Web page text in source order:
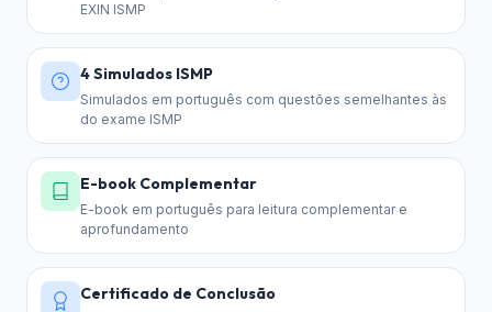
3.3 Controles físicos– Segurança física e
ambiental. Proteção de áreas e equipamentos.
Controles de acesso físico.
Os controles estão alinhados com oAnexo A
da ISO/IEC 27001:2022e a estrutura
simplificada de 4 categorias da ISO/IEC
27002:2022.
EXIN ISMP
4 Simulados ISMP
Simulados em português com questões semelhantes às
do exame ISMP
E-book Complementar
E-book em português para leitura complementar e
aprofundamento
Certificado de Conclusão